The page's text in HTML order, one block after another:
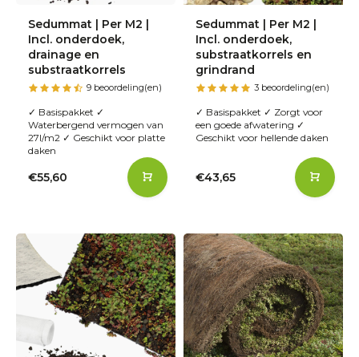
Sedummat | Per M2 |
Incl. onderdoek,
drainage en
substraatkorrels
9 beoordeling(en)
✓ Basispakket ✓
Waterbergend vermogen van
27l/m2 ✓ Geschikt voor platte
daken
€55,60
Sedummat | Per M2 |
Incl. onderdoek,
substraatkorrels en
grindrand
3 beoordeling(en)
✓ Basispakket ✓ Zorgt voor
een goede afwatering ✓
Geschikt voor hellende daken
€43,65